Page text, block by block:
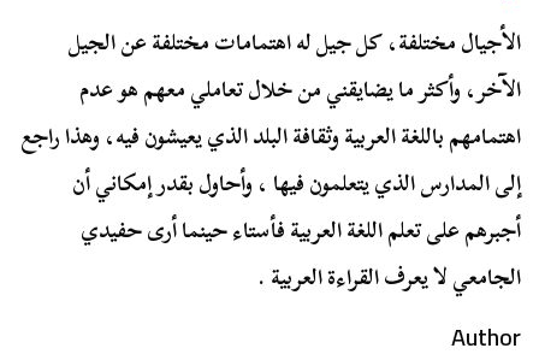
الأجيال مختلفة، كل جيل له اهتمامات مختلفة عن الجيل
الآخر، وأكثر ما يضايقني من خلال تعاملي معهم هو عدم
اهتمامهم باللغة العربية وثقافة البلد الذي يعيشون فيه، وهذا راجع
إلى المدارس الذي يتعلمون فيها ، وأحاول بقدر إمكاني أن
أجبرهم على تعلم اللغة العربية فأستاء حينما أرى حفيدي
الجامعي لا يعرف القراءة العربية .
Author